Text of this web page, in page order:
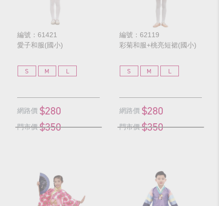
編號：61421
愛子和服(國小)
S M L
網路價 $280
門市價 $350
編號：62119
彩菊和服+桃亮短裙(國小)
S M L
網路價 $280
門市價 $350